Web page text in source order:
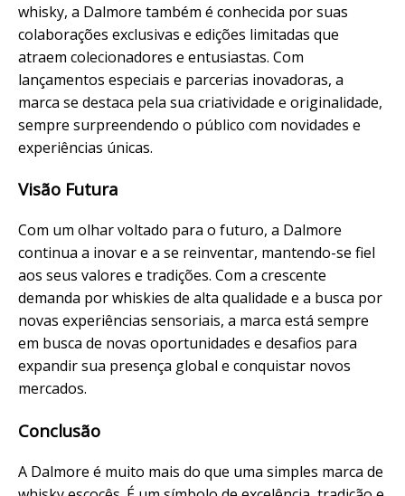
whisky, a Dalmore também é conhecida por suas
colaborações exclusivas e edições limitadas que
atraem colecionadores e entusiastas. Com
lançamentos especiais e parcerias inovadoras, a
marca se destaca pela sua criatividade e originalidade,
sempre surpreendendo o público com novidades e
experiências únicas.
Visão Futura
Com um olhar voltado para o futuro, a Dalmore
continua a inovar e a se reinventar, mantendo-se fiel
aos seus valores e tradições. Com a crescente
demanda por whiskies de alta qualidade e a busca por
novas experiências sensoriais, a marca está sempre
em busca de novas oportunidades e desafios para
expandir sua presença global e conquistar novos
mercados.
Conclusão
A Dalmore é muito mais do que uma simples marca de